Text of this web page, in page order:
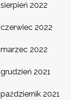
sierpień 2022
czerwiec 2022
marzec 2022
grudzień 2021
październik 2021